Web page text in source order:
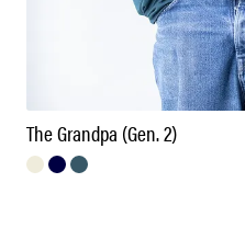
The Grandpa (Gen. 2)